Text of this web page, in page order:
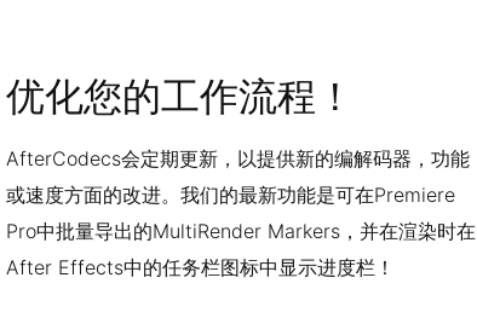
优化您的工作流程！
AfterCodecs会定期更新，以提供新的编解码器，功能
或速度方面的改进。我们的最新功能是可在Premiere
Pro中批量导出的MultiRender Markers，并在渲染时在
After Effects中的任务栏图标中显示进度栏！